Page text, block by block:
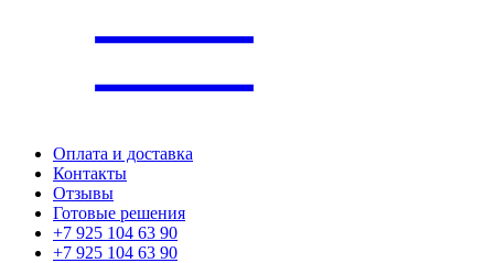
Оплата и доставка
Контакты
Отзывы
Готовые решения
+7 925 104 63 90
+7 925 104 63 90